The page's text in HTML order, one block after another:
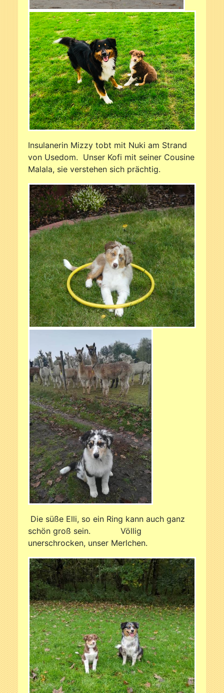
Insulanerin Mizzy tobt mit Nuki am Strand
von Usedom. Unser Kofi mit seiner Cousine
Malala, sie verstehen sich prächtig.
Die süße Elli, so ein Ring kann auch ganz
schön groß sein. Völlig
unerschrocken, unser Merlchen.